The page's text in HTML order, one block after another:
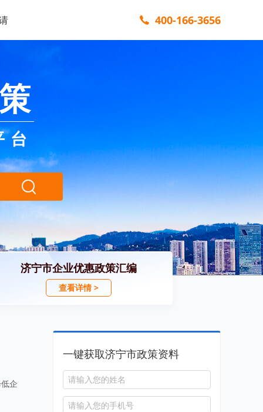
400-166-3656
台
济宁市企业优惠政策汇编
查看详情 >
企
一键获取济宁市政策资料